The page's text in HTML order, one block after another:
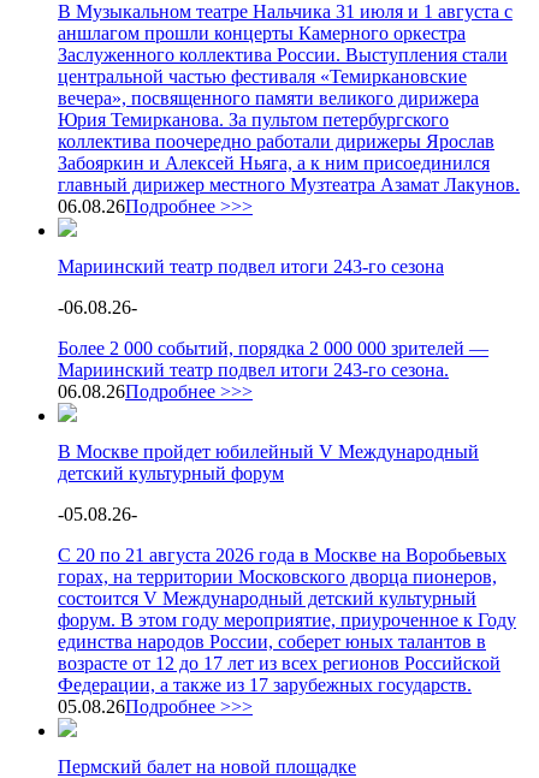
В Музыкальном театре Нальчика 31 июля и 1 августа с
аншлагом прошли концерты Камерного оркестра
Заслуженного коллектива России. Выступления стали
центральной частью фестиваля «Темиркановские
вечера», посвященного памяти великого дирижера
Юрия Темирканова. За пультом петербургского
коллектива поочередно работали дирижеры Ярослав
Забояркин и Алексей Ньяга, а к ним присоединился
главный дирижер местного Музтеатра Азамат Лакунов.
06.08.26Подробнее >>>
Мариинский театр подвел итоги 243-го сезона
-06.08.26-
Более 2 000 событий, порядка 2 000 000 зрителей —
Мариинский театр подвел итоги 243-го сезона.
06.08.26Подробнее >>>
В Москве пройдет юбилейный V Международный
детский культурный форум
-05.08.26-
С 20 по 21 августа 2026 года в Москве на Воробьевых
горах, на территории Московского дворца пионеров,
состоится V Международный детский культурный
форум. В этом году мероприятие, приуроченное к Году
единства народов России, соберет юных талантов в
возрасте от 12 до 17 лет из всех регионов Российской
Федерации, а также из 17 зарубежных государств.
05.08.26Подробнее >>>
Пермский балет на новой площадке